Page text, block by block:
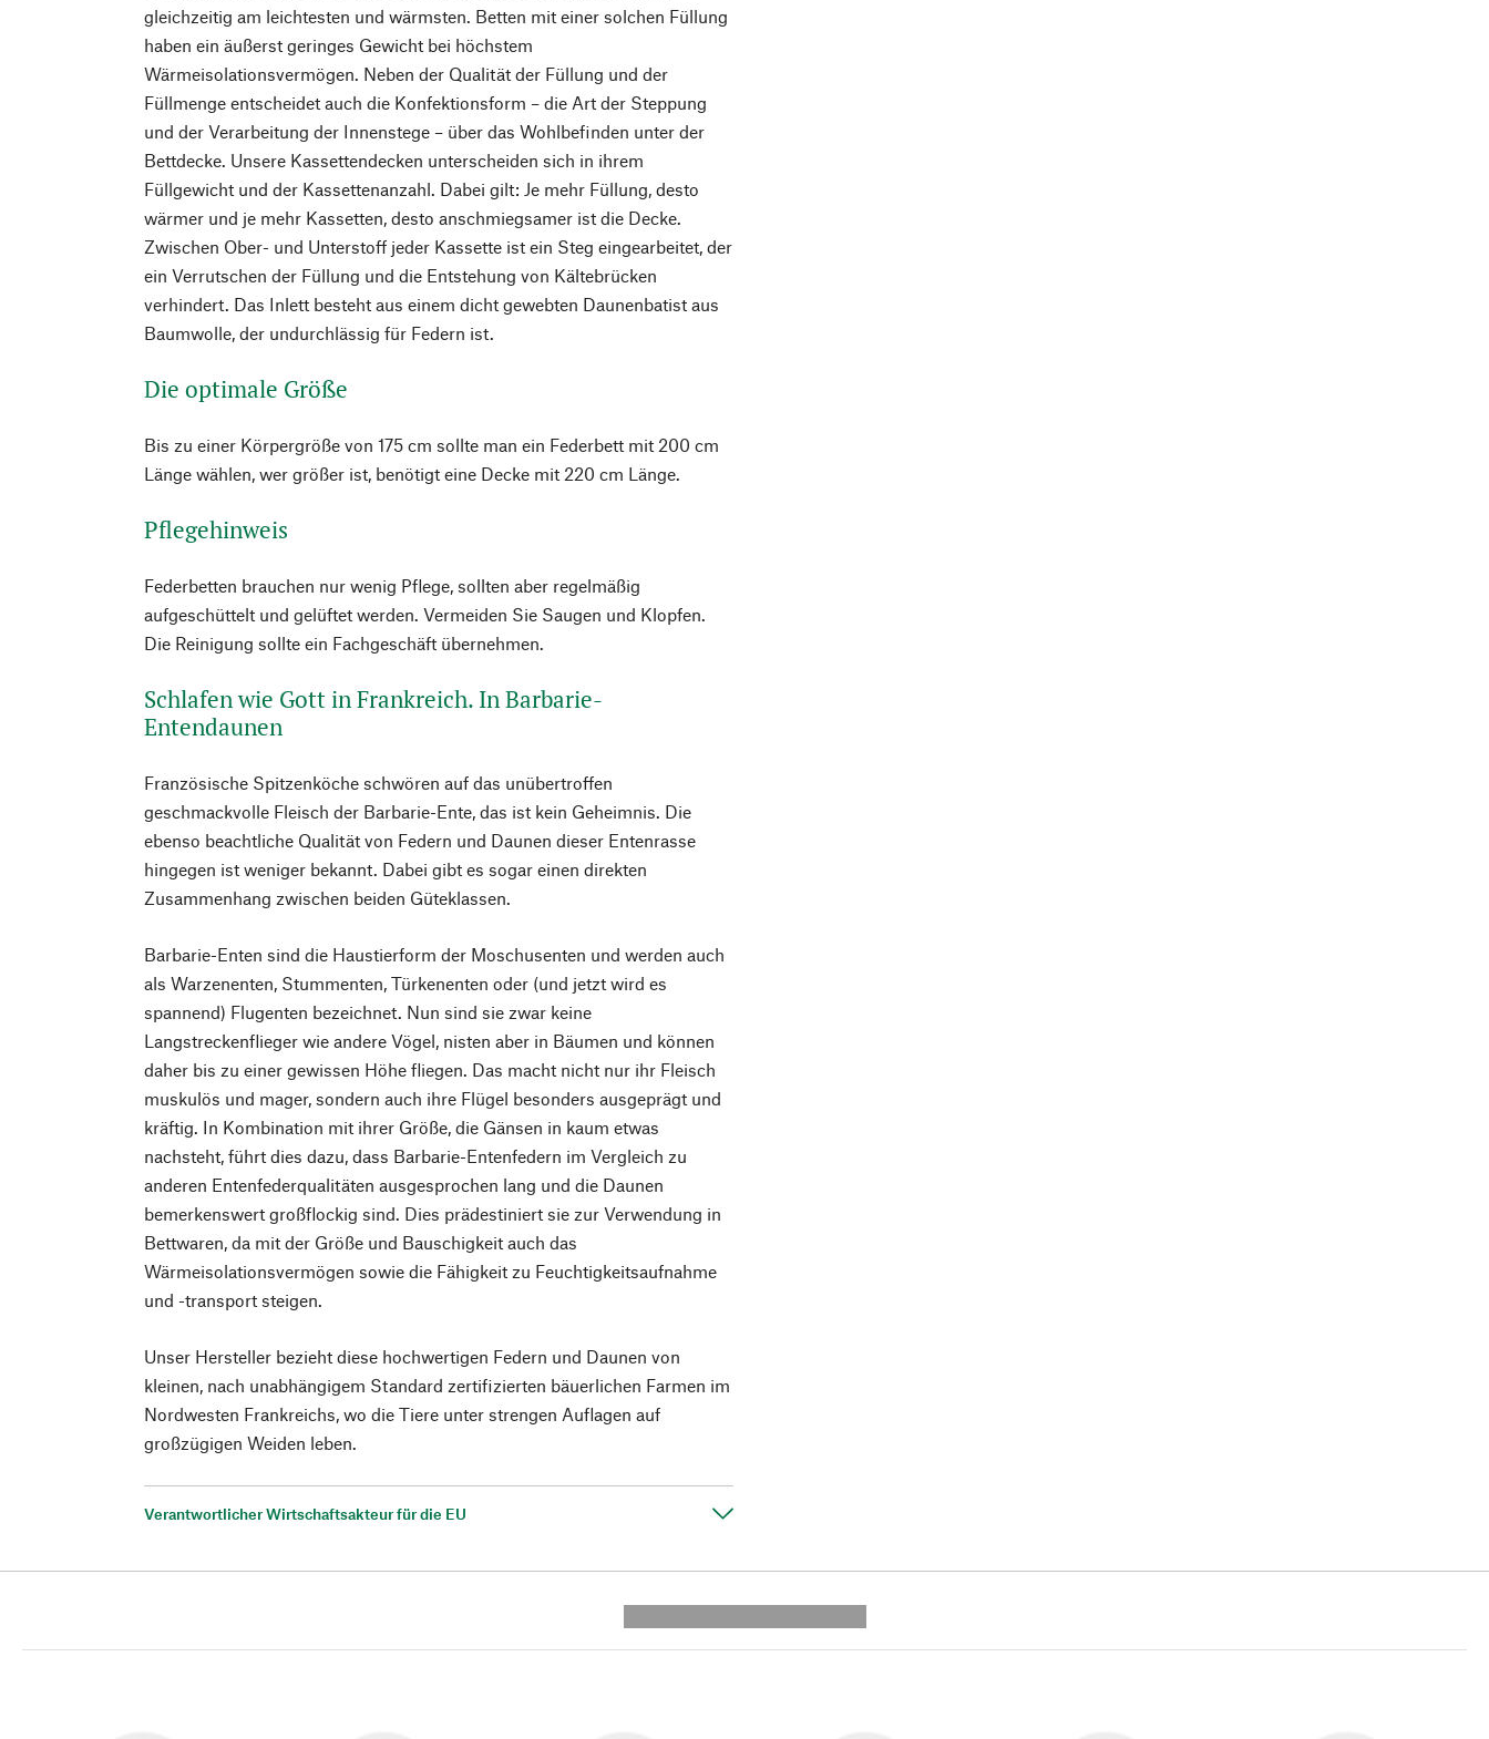
gleichzeitig am leichtesten und wärmsten. Betten mit einer solchen Füllung
haben ein äußerst geringes Gewicht bei höchstem
Wärmeisolationsvermögen. Neben der Qualität der Füllung und der
Füllmenge entscheidet auch die Konfektionsform – die Art der Steppung
und der Verarbeitung der Innenstege – über das Wohlbefinden unter der
Bettdecke. Unsere Kassettendecken unterscheiden sich in ihrem
Füllgewicht und der Kassettenanzahl. Dabei gilt: Je mehr Füllung, desto
wärmer und je mehr Kassetten, desto anschmiegsamer ist die Decke.
Zwischen Ober- und Unterstoff jeder Kassette ist ein Steg eingearbeitet, der
ein Verrutschen der Füllung und die Entstehung von Kältebrücken
verhindert. Das Inlett besteht aus einem dicht gewebten Daunenbatist aus
Baumwolle, der undurchlässig für Federn ist.
Die optimale Größe
Bis zu einer Körpergröße von 175 cm sollte man ein Federbett mit 200 cm
Länge wählen, wer größer ist, benötigt eine Decke mit 220 cm Länge.
Pflegehinweis
Federbetten brauchen nur wenig Pflege, sollten aber regelmäßig
aufgeschüttelt und gelüftet werden. Vermeiden Sie Saugen und Klopfen.
Die Reinigung sollte ein Fachgeschäft übernehmen.
Schlafen wie Gott in Frankreich. In Barbarie-
Entendaunen
Französische Spitzenköche schwören auf das unübertroffen
geschmackvolle Fleisch der Barbarie-Ente, das ist kein Geheimnis. Die
ebenso beachtliche Qualität von Federn und Daunen dieser Entenrasse
hingegen ist weniger bekannt. Dabei gibt es sogar einen direkten
Zusammenhang zwischen beiden Güteklassen.
Barbarie-Enten sind die Haustierform der Moschusenten und werden auch
als Warzenenten, Stummenten, Türkenenten oder (und jetzt wird es
spannend) Flugenten bezeichnet. Nun sind sie zwar keine
Langstreckenflieger wie andere Vögel, nisten aber in Bäumen und können
daher bis zu einer gewissen Höhe fliegen. Das macht nicht nur ihr Fleisch
muskulös und mager, sondern auch ihre Flügel besonders ausgeprägt und
kräftig. In Kombination mit ihrer Größe, die Gänsen in kaum etwas
nachsteht, führt dies dazu, dass Barbarie-Entenfedern im Vergleich zu
anderen Entenfederqualitäten ausgesprochen lang und die Daunen
bemerkenswert großflockig sind. Dies prädestiniert sie zur Verwendung in
Bettwaren, da mit der Größe und Bauschigkeit auch das
Wärmeisolationsvermögen sowie die Fähigkeit zu Feuchtigkeitsaufnahme
und -transport steigen.
Unser Hersteller bezieht diese hochwertigen Federn und Daunen von
kleinen, nach unabhängigem Standard zertifizierten bäuerlichen Farmen im
Nordwesten Frankreichs, wo die Tiere unter strengen Auflagen auf
großzügigen Weiden leben.
Verantwortlicher Wirtschaftsakteur für die EU